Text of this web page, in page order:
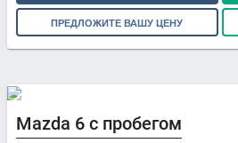
ПРЕДЛОЖИТЕ ВАШУ ЦЕНУ
Mazda 6 с пробегом